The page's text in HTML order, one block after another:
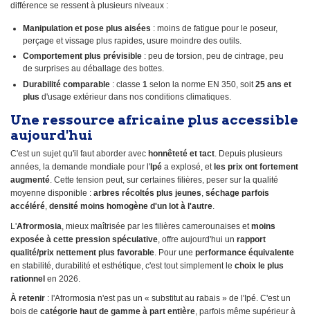
différence se ressent à plusieurs niveaux :
Manipulation et pose plus aisées : moins de fatigue pour le poseur,
perçage et vissage plus rapides, usure moindre des outils.
Comportement plus prévisible : peu de torsion, peu de cintrage, peu
de surprises au déballage des bottes.
Durabilité comparable : classe 1 selon la norme EN 350, soit 25 ans et
plus d'usage extérieur dans nos conditions climatiques.
Une ressource africaine plus accessible
aujourd'hui
C'est un sujet qu'il faut aborder avec honnêteté et tact. Depuis plusieurs
années, la demande mondiale pour l' Ipé a explosé, et les prix ont fortement
augmenté. Cette tension peut, sur certaines filières, peser sur la qualité
moyenne disponible : arbres récoltés plus jeunes, séchage parfois
accéléré, densité moins homogène d'un lot à l'autre.
L'Afrormosia , mieux maîtrisée par les filières camerounaises et moins
exposée à cette pression spéculative , offre aujourd'hui un rapport
qualité/prix nettement plus favorable . Pour une performance équivalente
en stabilité, durabilité et esthétique, c'est tout simplement le choix le plus
rationnel en 2026.
À retenir : l'Afrormosia n'est pas un « substitut au rabais » de l'Ipé. C'est un
bois de catégorie haut de gamme à part entière, parfois même supérieur à